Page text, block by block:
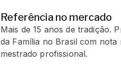
Referência no mercado
Mais de 15 anos de tradição.
da Família no Brasil com nota
mestrado profissional.